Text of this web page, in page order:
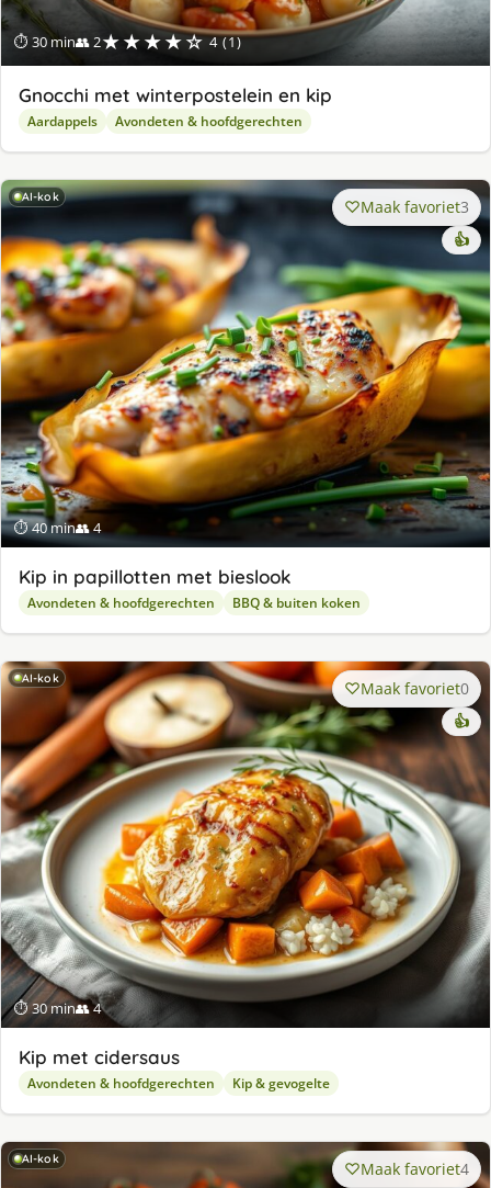
⏱ 30 min👥 2★★★★☆ 4 (1)
Gnocchi met winterpostelein en kip
Aardappels Avondeten & hoofdgerechten
AI-kok
⏱ 40 min👥 4
Maak favoriet3
👍
Kip in papillotten met bieslook
Avondeten & hoofdgerechten BBQ & buiten koken
AI-kok
⏱ 30 min👥 4
Maak favoriet0
👍
Kip met cidersaus
Avondeten & hoofdgerechten Kip & gevogelte
AI-kok Maak favoriet4